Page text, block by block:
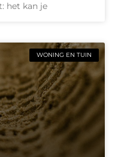
het kan je
WONING EN TUIN